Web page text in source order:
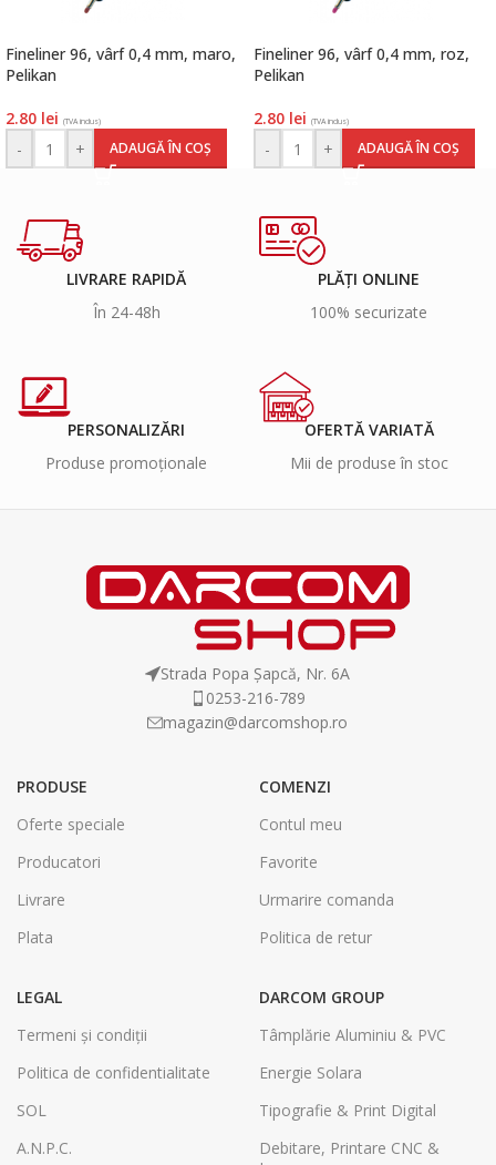
Fineliner 96, vârf 0,4 mm, maro,
Pelikan
2.80 lei (TVA inclus)
- + ADAUGĂ ÎN COȘ
Fineliner 96, vârf 0,4 mm, roz,
Pelikan
2.80 lei (TVA inclus)
- + ADAUGĂ ÎN COȘ
LIVRARE RAPIDĂ
În 24-48h
PLĂȚI ONLINE
100% securizate
PERSONALIZĂRI
Produse promoționale
OFERTĂ VARIATĂ
Mii de produse în stoc
Strada Popa Șapcă, Nr. 6A
0253-216-789
magazin@darcomshop.ro
PRODUSE
Oferte speciale
Producatori
Livrare
Plata
COMENZI
Contul meu
Favorite
Urmarire comanda
Politica de retur
LEGAL
Termeni și condiții
Politica de confidentialitate
SOL
A.N.P.C.
DARCOM GROUP
Tâmplărie Aluminiu & PVC
Energie Solara
Tipografie & Print Digital
Debitare, Printare CNC &